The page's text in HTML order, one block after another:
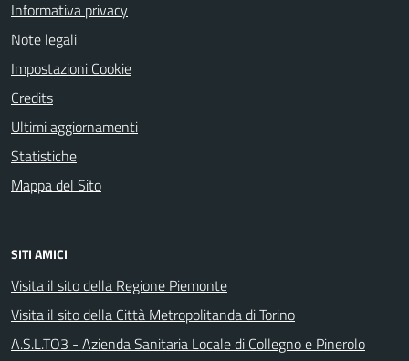
Informativa privacy
Note legali
Impostazioni Cookie
Credits
Ultimi aggiornamenti
Statistiche
Mappa del Sito
SITI AMICI
Visita il sito della Regione Piemonte
Visita il sito della Città Metropolitanda di Torino
A.S.L.TO3 - Azienda Sanitaria Locale di Collegno e Pinerolo